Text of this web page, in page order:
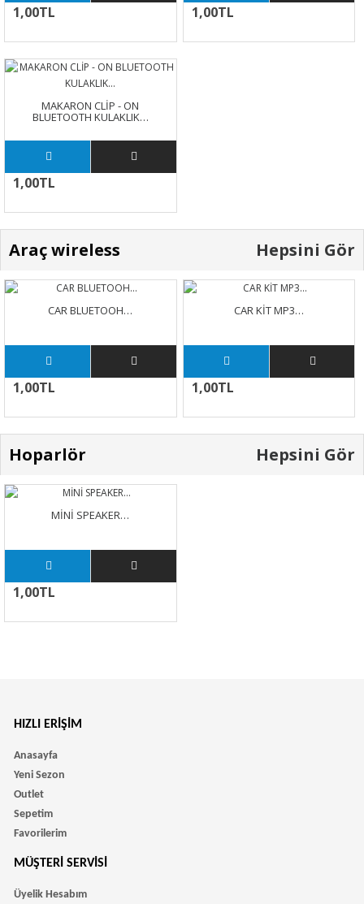
1,00TL 1,00TL
MAKARON CLİP - ON
BLUETOOTH KULAKLIK…
1,00TL
Araç wireless Hepsini Gör
CAR BLUETOOH…
1,00TL
CAR KİT MP3…
1,00TL
Hoparlör Hepsini Gör
MİNİ SPEAKER…
1,00TL
HIZLI ERIŞIM
Anasayfa
Yeni Sezon
Outlet
Sepetim
Favorilerim
MÜŞTERI SERVISI
Üyelik Hesabım